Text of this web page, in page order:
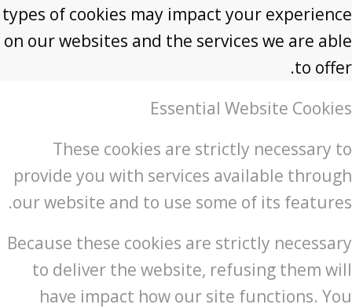
types of cookies may impact your experience
on our websites and the services we are able
to offer.
Essential Website Cookies
These cookies are strictly necessary to
provide you with services available through
our website and to use some of its features.
Because these cookies are strictly necessary
to deliver the website, refusing them will
have impact how our site functions. You